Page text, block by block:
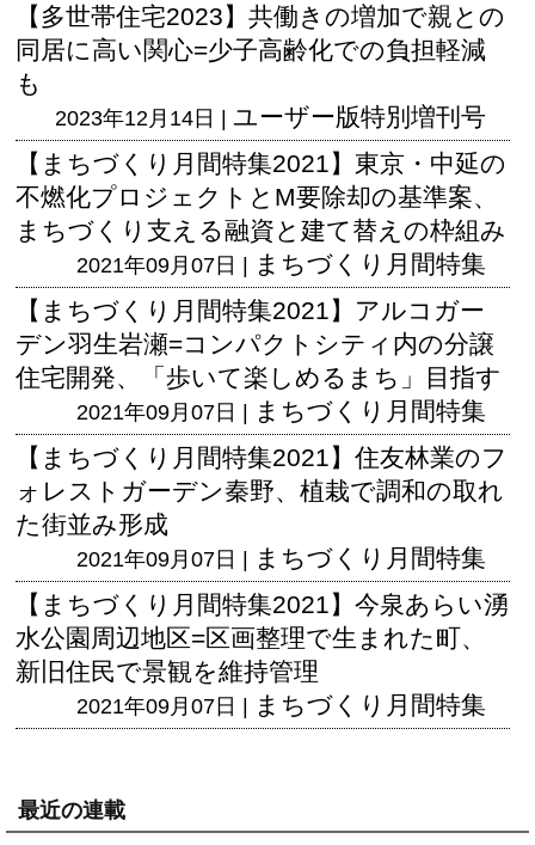
【多世帯住宅2023】共働きの増加で親との
同居に高い関心=少子高齢化での負担軽減
も
2023年12月14日 | ユーザー版特別増刊号
【まちづくり月間特集2021】東京・中延の
不燃化プロジェクトとM要除却の基準案、
まちづくり支える融資と建て替えの枠組み
2021年09月07日 | まちづくり月間特集
【まちづくり月間特集2021】アルコガー
デン羽生岩瀬=コンパクトシティ内の分譲
住宅開発、「歩いて楽しめるまち」目指す
2021年09月07日 | まちづくり月間特集
【まちづくり月間特集2021】住友林業のフ
ォレストガーデン秦野、植栽で調和の取れ
た街並み形成
2021年09月07日 | まちづくり月間特集
【まちづくり月間特集2021】今泉あらい湧
水公園周辺地区=区画整理で生まれた町、
新旧住民で景観を維持管理
2021年09月07日 | まちづくり月間特集
最近の連載